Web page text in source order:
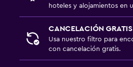
hoteles y alojamientos en
CANCELACIÓN GRATIS
Usa nuestro filtro para
con cancelación gratis.